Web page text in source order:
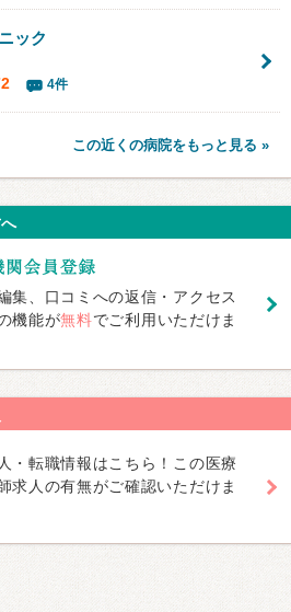
ック
4件
この近くの病院をもっと見る »
集、口コミへの返信・アクセス
機能が無料でご利用いただけま
・転職情報はこちら！この医療
求人の有無がご確認いただけま